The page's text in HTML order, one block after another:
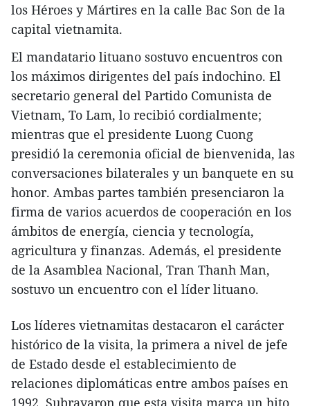
los Héroes y Mártires en la calle Bac Son de la
capital vietnamita.
El mandatario lituano sostuvo encuentros con
los máximos dirigentes del país indochino. El
secretario general del Partido Comunista de
Vietnam, To Lam, lo recibió cordialmente;
mientras que el presidente Luong Cuong
presidió la ceremonia oficial de bienvenida, las
conversaciones bilaterales y un banquete en su
honor. Ambas partes también presenciaron la
firma de varios acuerdos de cooperación en los
ámbitos de energía, ciencia y tecnología,
agricultura y finanzas. Además, el presidente
de la Asamblea Nacional, Tran Thanh Man,
sostuvo un encuentro con el líder lituano.
Los líderes vietnamitas destacaron el carácter
histórico de la visita, la primera a nivel de jefe
de Estado desde el establecimiento de
relaciones diplomáticas entre ambos países en